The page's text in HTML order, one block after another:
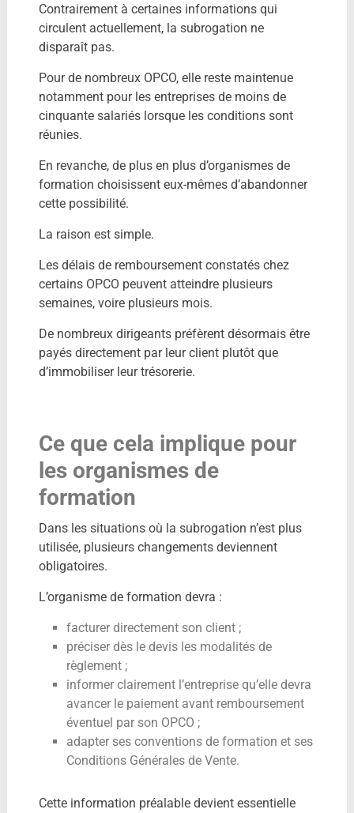
Contrairement à certaines informations qui
circulent actuellement, la subrogation ne
disparaît pas.
Pour de nombreux OPCO, elle reste maintenue
notamment pour les entreprises de moins de
cinquante salariés lorsque les conditions sont
réunies.
En revanche, de plus en plus d’organismes de
formation choisissent eux-mêmes d’abandonner
cette possibilité.
La raison est simple.
Les délais de remboursement constatés chez
certains OPCO peuvent atteindre plusieurs
semaines, voire plusieurs mois.
De nombreux dirigeants préfèrent désormais être
payés directement par leur client plutôt que
d’immobiliser leur trésorerie.
Ce que cela implique pour
les organismes de
formation
Dans les situations où la subrogation n’est plus
utilisée, plusieurs changements deviennent
obligatoires.
L’organisme de formation devra :
facturer directement son client ;
préciser dès le devis les modalités de
règlement ;
informer clairement l’entreprise qu’elle devra
avancer le paiement avant remboursement
éventuel par son OPCO ;
adapter ses conventions de formation et ses
Conditions Générales de Vente.
Cette information préalable devient essentielle